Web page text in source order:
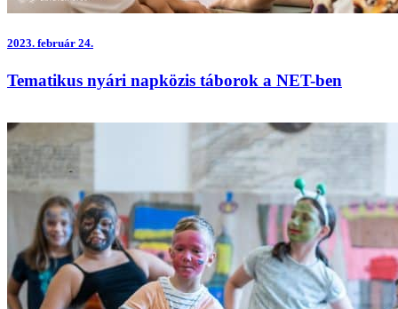
2023. február 24.
Tematikus nyári napközis táborok a NET-ben